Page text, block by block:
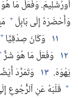
أُورُشَلِيمَ.‏ وَفَعَلَ مَا
وَأَحْضَرَهُ إِلَى بَابِلَ +
١١ وَكَانَ صِدْقِيَّا +
١٢ وَفَعَلَ مَا هُوَ شَرٌّ
يَهْوَهَ.‏ ١٣ وَتَمَرَّدَ
+ قَلْبَهُ عَنِ ٱلرُّجُوعِ